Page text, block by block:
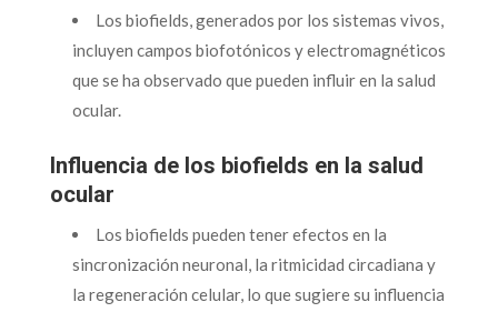
Los biofields, generados por los sistemas vivos,
incluyen campos biofotónicos y electromagnéticos
que se ha observado que pueden influir en la salud
ocular.
Influencia de los biofields en la salud
ocular
Los biofields pueden tener efectos en la
sincronización neuronal, la ritmicidad circadiana y
la regeneración celular, lo que sugiere su influencia